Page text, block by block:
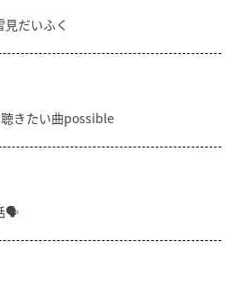
だいふく
きたい曲possible
🗣️